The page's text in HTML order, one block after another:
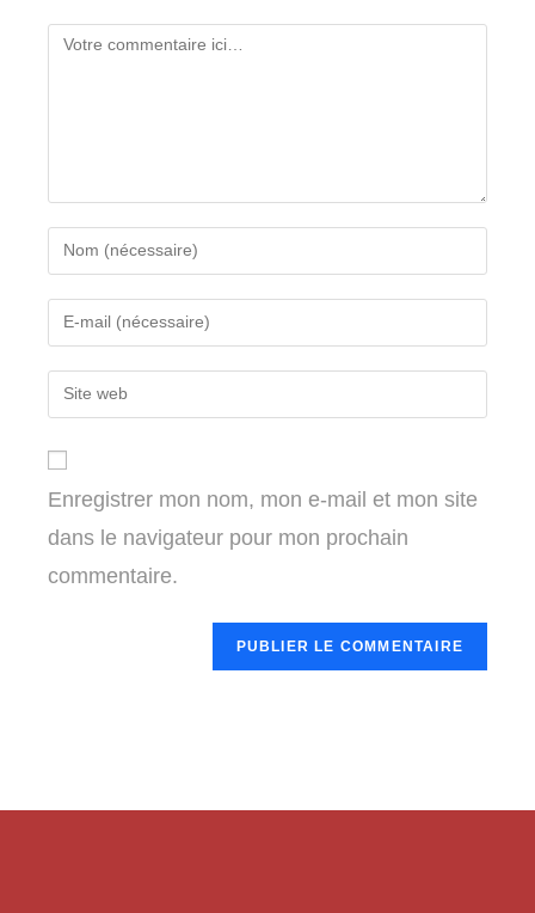
Comment
Enter
your
name
comment
Enter
your
email
address
Enter
your
URL
(optional)
Enregistrer mon nom, mon e-mail et mon site
dans le navigateur pour mon prochain
commentaire.